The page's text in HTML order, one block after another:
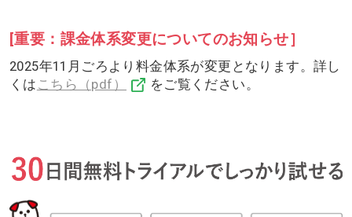
[重要：課金体系変更についてのお知らせ］
2025年11月ごろより料金体系が変更となります。詳し
くは こちら（pdf） をご覧ください。